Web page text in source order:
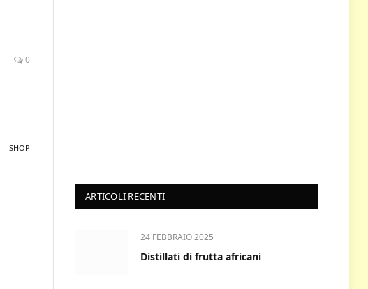
0
SHOP
ARTICOLI RECENTI
24 FEBBRAIO 2025
Distillati di frutta africani